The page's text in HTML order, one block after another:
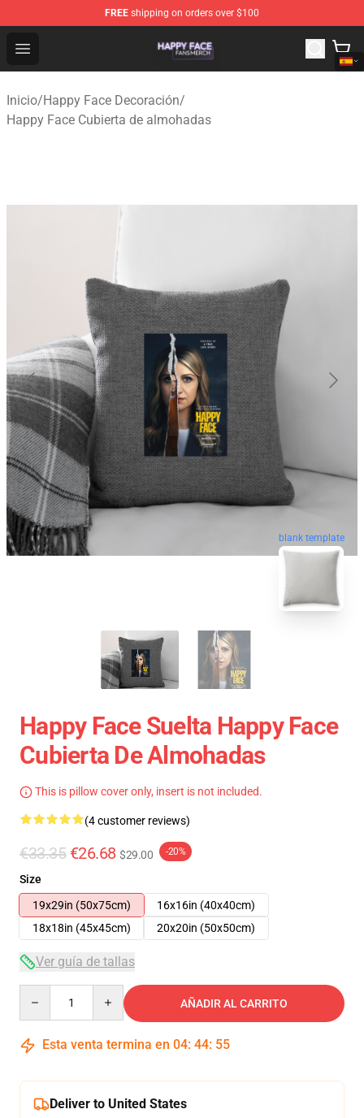
FREE shipping on orders over $100
Open menu
Happy Face Shop - Official Happy Face Merchandise
Inicio/Happy Face Decoración/
Happy Face Cubierta de almohadas
blank template
Happy Face Suelta Happy Face
Cubierta De Almohadas
This is pillow cover only, insert is not included.
(4 customer reviews)
€33.35 €26.68 $29.00 -20%
Size
19x29in (50x75cm)
16x16in (40x40cm)
18x18in (45x45cm)
20x20in (50x50cm)
Ver guía de tallas
AÑADIR AL CARRITO
Esta venta termina en 04: 44: 54
Deliver to United States